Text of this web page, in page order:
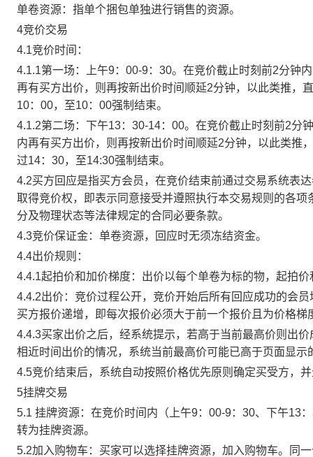
单卷资源：指单个捆包单独进行销售的资源。
4竞价交易
4.1竞价时间：
4.1.1第一场：上午9：00-9：30。在竞价截止时刻前2分钟
再有买方出价，则再按新出价时间顺延2分钟，以此类推，
10：00，至10：00强制结束。
4.1.2第二场：下午13：30-14：00。在竞价截止时刻前2分
内再有买方出价，则再按新出价时间顺延2分钟，以此类推
过14：30，至14:30强制结束。
4.2买方回应是指买方会员，在竞价结束前通过交易系统表
取得竞价权，即表示同意接受并遵照执行本交易规则的各
分及物理状态等法律规定的合同必要条款。
4.3竞价保证金：单卷资源，回应时无须冻结资金。
4.4出价规则：
4.4.1起拍价和加价梯度：出价以每个单卷为标的物，起拍
4.4.2出价：竞价过程公开，竞价开始后所有回应成功的会
买方报价递增，即每次报价必须大于前一个报价且为价格
4.4.3买家出价之后，经系统提示，若高于当前最高价则出
相近时间出价的情况，系统当前最高价可能已高于页面显示
4.5竞价结束后，系统自动按照价格优先原则确定买受方，
5挂牌交易
5.1 挂牌资源：在竞价时间内（上午9：00-9：30、下午13
转为挂牌资源。
5.2加入购物车：买家可以选择挂牌资源，加入购物车。同